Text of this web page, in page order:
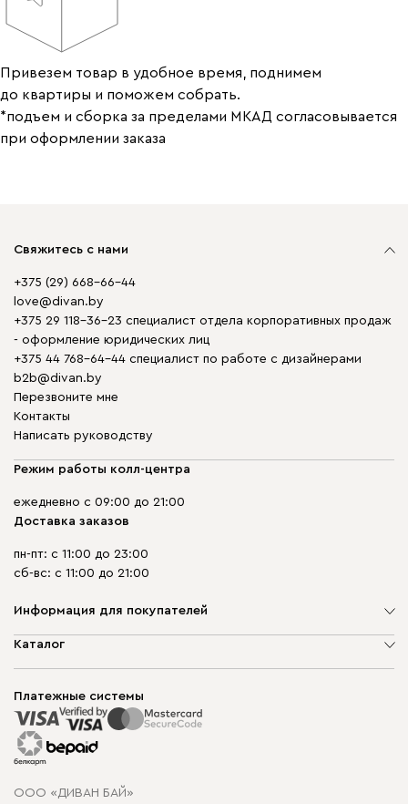
Привезем товар в удобное время, поднимем
до квартиры и поможем собрать.
*подъем и сборка за пределами МКАД согласовывается
при оформлении заказа
Свяжитесь с нами
+375 (29) 668-66-44
love@divan.by
+375 29 118-36-23 специалист отдела корпоративных продаж
- оформление юридических лиц
+375 44 768-64-44 специалист по работе с дизайнерами
b2b@divan.by
Перезвоните мне
Контакты
Написать руководству
Режим работы колл-центра
ежедневно с 09:00 до 21:00
Доставка заказов
пн-пт: с 11:00 до 23:00
сб-вс: с 11:00 до 21:00
Информация для покупателей
О компании
Способы оплаты
Рассрочка и кредит
Гарантия
Карта сайта
Политика конфиденциальности
Каталог
Корпусная мебель
Распродажа мебели
Платежные системы
ООО «ДИВАН БАЙ»